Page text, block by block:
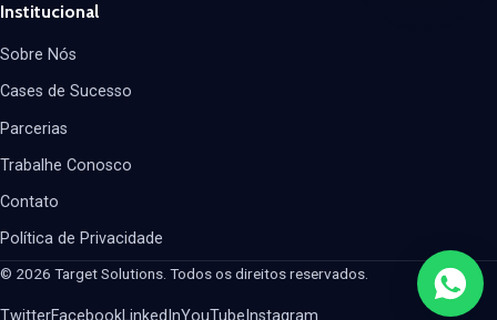
Institucional
Sobre Nós
Cases de Sucesso
Parcerias
Trabalhe Conosco
Contato
Política de Privacidade
© 2026 Target Solutions. Todos os direitos reservados.